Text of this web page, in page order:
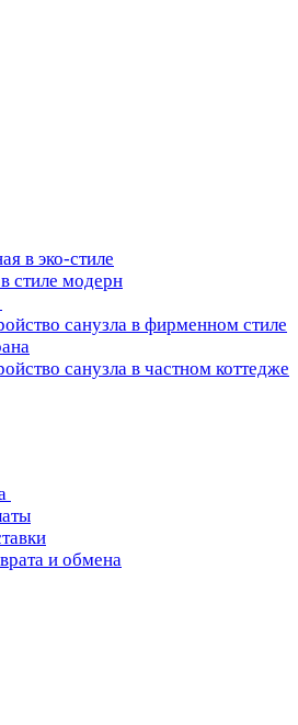
в эко-стиле
стиле модерн
санузла в фирменном стиле
санузла в частном коттедже
и обмена